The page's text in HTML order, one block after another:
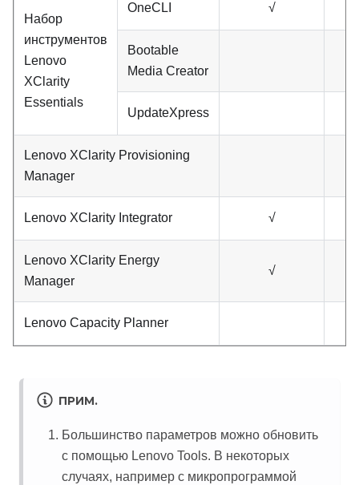
Набор
инструментов
Lenovo
XClarity
Essentials
OneCLI √
Bootable
Media Creator
UpdateXpress
Lenovo XClarity Provisioning
Manager
Lenovo XClarity Integrator √
Lenovo XClarity Energy
Manager
√
Lenovo Capacity Planner
ПРИМ.
Большинство параметров можно обновить
с помощью Lenovo Tools. В некоторых
случаях, например с микропрограммой